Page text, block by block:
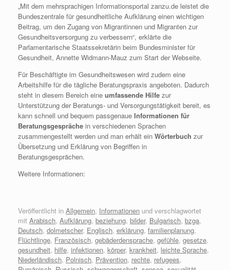
„Mit dem mehrsprachigen Informationsportal zanzu.de leistet die
Bundeszentrale für gesundheitliche Aufklärung einen wichtigen
Beitrag, um den Zugang von Migrantinnen und Migranten zur
Gesundheitsversorgung zu verbessern“, erklärte die
Parlamentarische Staatssekretärin beim Bundesminister für
Gesundheit, Annette Widmann-Mauz zum Start der Webseite.
Für Beschäftigte im Gesundheitswesen wird zudem eine
Arbeitshilfe für die tägliche Beratungspraxis angeboten. Dadurch
steht in diesem Bereich eine umfassende Hilfe zur
Unterstützung der Beratungs- und Versorgungstätigkeit bereit, es
kann schnell und bequem passgenaue Informationen für
Beratungsgespräche in verschiedenen Sprachen
zusammengestellt werden und man erhält ein Wörterbuch zur
Übersetzung und Erklärung von Begriffen in
Beratungsgesprächen.
Weitere Informationen:
Veröffentlicht in Allgemein, Informationen und verschlagwortet
mit Arabisch, Aufklärung, beziehung, bilder, Bulgarisch, bzga,
Deutsch, dolmetscher, Englisch, erklärung, familienplanung,
Flüchtlinge, Französisch, gebäderdensprache, gefühle, gesetze,
gesundheit, hilfe, infektionen, körper, krankheit, leichte Sprache,
Niederländisch, Polnisch, Prävention, rechte, refugees,